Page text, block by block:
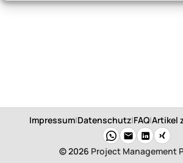
Impressum|Datenschutz|FAQ|Artikel
© 2026 Project Management